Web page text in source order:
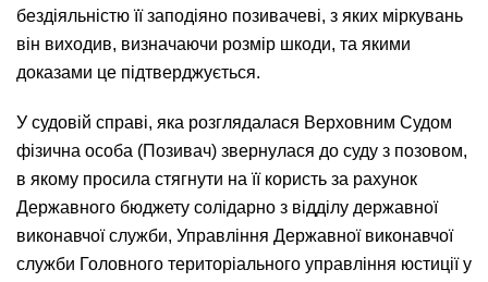
бездіяльністю її заподіяно позивачеві, з яких міркувань
він виходив, визначаючи розмір шкоди, та якими
доказами це підтверджується.
У судовій справі, яка розглядалася Верховним Судом
фізична особа (Позивач) звернулася до суду з позовом,
в якому просила стягнути на її користь за рахунок
Державного бюджету солідарно з відділу державної
виконавчої служби, Управління Державної виконавчої
служби Головного територіального управління юстиції у